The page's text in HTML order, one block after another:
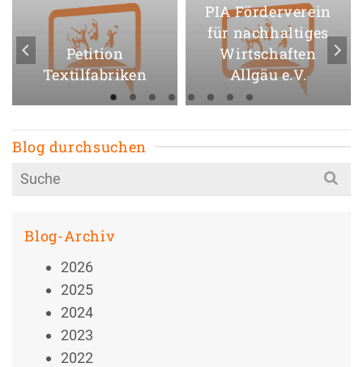
Petition
Textilfabriken
PIA Förderverein
für nachhaltiges
Wirtschaften
Allgäu e.V.
Blog durchsuchen
Search
for:
Blog-Archiv
2026
2025
2024
2023
2022